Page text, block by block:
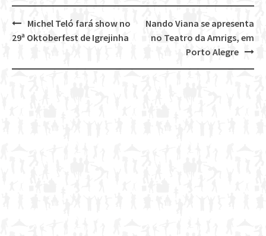
Post
Nando Viana se apresenta
no Teatro da Amrigs, em
Porto Alegre
Michel Teló fará show no
29ª Oktoberfest de Igrejinha